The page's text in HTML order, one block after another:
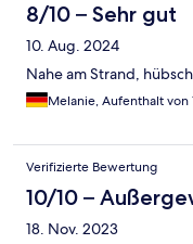
8/10 – Sehr gut
10. Aug. 2024
Nahe am Strand,
Melanie, Aufenthalt von
Verifizierte Bewertung
10/10 –
18. Nov. 2023